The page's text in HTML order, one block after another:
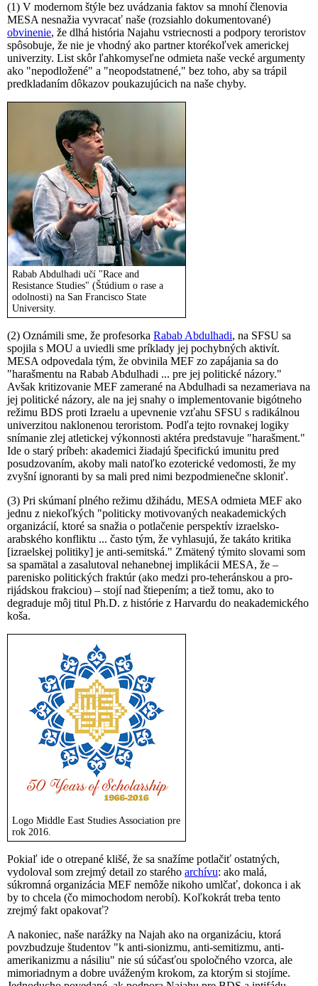
(1) V modernom štýle bez uvádzania faktov sa mnohí členovia
MESA nesnažia vyvracať naše (rozsiahlo dokumentované)
obvinenie, že dlhá história Najahu vstriecnosti a podpory teroristov
spôsobuje, že nie je vhodný ako partner ktorékoľvek americkej
univerzity. List skôr ľahkomyseľne odmieta naše vecké argumenty
ako "nepodložené" a "neopodstatnené," bez toho, aby sa trápil
predkladaním dôkazov poukazujúcich na naše chyby.
Rabab Abdulhadi učí "Race and
Resistance Studies" (Štúdium o rase a
odolnosti) na San Francisco State
University.
(2) Oznámili sme, že profesorka Rabab Abdulhadi, na SFSU sa
spojila s MOU a uviedli sme príklady jej pochybných aktivít.
MESA odpovedala tým, že obvinila MEF zo zapájania sa do
"harašmentu na Rabab Abdulhadi ... pre jej politické názory."
Avšak kritizovanie MEF zamerané na Abdulhadi sa nezameriava na
jej politické názory, ale na jej snahy o implementovanie bigótneho
režimu BDS proti Izraelu a upevnenie vzťahu SFSU s radikálnou
univerzitou naklonenou teroristom. Podľa tejto rovnakej logiky
snímanie zlej atletickej výkonnosti aktéra predstavuje "harašment."
Ide o starý príbeh: akademici žiadajú špecifickú imunitu pred
posudzovaním, akoby mali natoľko ezoterické vedomosti, že my
zvyšní ignoranti by sa mali pred nimi bezpodmienečne skloniť.
(3) Pri skúmaní plného režimu džihádu, MESA odmieta MEF ako
jednu z niekoľkých "politicky motivovaných neakademických
organizácií, ktoré sa snažia o potlačenie perspektív izraelsko-
arabského konfliktu ... často tým, že vyhlasujú, že takáto kritika
[izraelskej politiky] je anti-semitská." Zmätený týmito slovami som
sa spamätal a zasalutoval nehanebnej implikácii MESA, že –
parenisko politických fraktúr (ako medzi pro-teheránskou a pro-
rijádskou frakciou) – stojí nad štiepením; a tiež tomu, ako to
degraduje môj titul Ph.D. z histórie z Harvardu do neakademického
koša.
Logo Middle East Studies Association pre
rok 2016.
Pokiaľ ide o otrepané klišé, že sa snažíme potlačiť ostatných,
vydoloval som zrejmý detail zo starého archívu: ako malá,
súkromná organizácia MEF nemôže nikoho umlčať, dokonca i ak
by to chcela (čo mimochodom nerobí). Koľkokrát treba tento
zrejmý fakt opakovať?
A nakoniec, naše narážky na Najah ako na organizáciu, ktorá
povzbudzuje študentov "k anti-sionizmu, anti-semitizmu, anti-
amerikanizmu a násiliu" nie sú súčasťou spoločného vzorca, ale
mimoriadnym a dobre uváženým krokom, za ktorým si stojíme.